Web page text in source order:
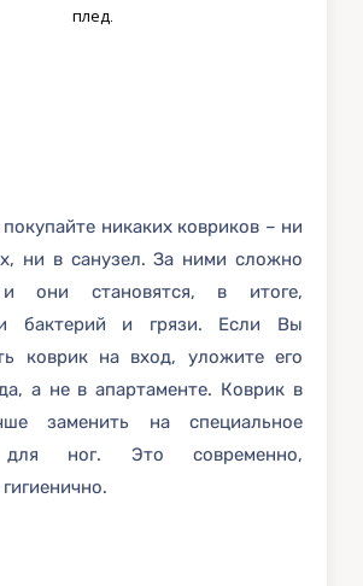
плед.
никаких ковриков – ни
ни в санузел. За ними сложно
и они становятся, в итоге,
бактерий и грязи. Если Вы
коврик на вход, уложите его
а не в апартаменте. Коврик в
заменить на специальное
для ног. Это современно,